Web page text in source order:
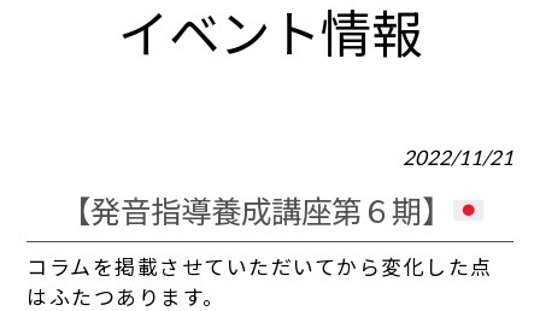
イベント情報
2022/11/21
【発音指導養成講座第６期】
コラムを掲載させていただいてから変化した点
はふたつあります。